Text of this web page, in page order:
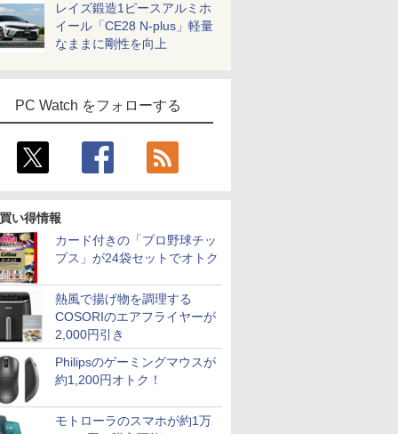
レイズ鍛造1ピースアルミホ
イール「CE28 N-plus」軽量
なままに剛性を向上
PC Watch をフォローする
い得情報
カード付きの「プロ野球チッ
プス」が24袋セットでオトク
熱風で揚げ物を調理する
COSORIのエアフライヤーが
2,000円引き
Philipsのゲーミングマウスが
約1,200円オトク！
モトローラのスマホが約1万